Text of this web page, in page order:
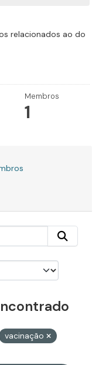
relacionados ao do
Membros
1
vacinação